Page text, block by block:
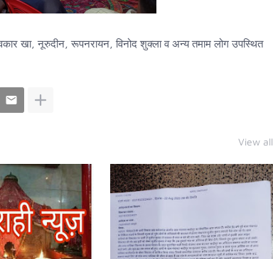
खा, नूरुदीन, रूपनरायन, विनोद शुक्ला व अन्य तमाम लोग उपस्थित
View all